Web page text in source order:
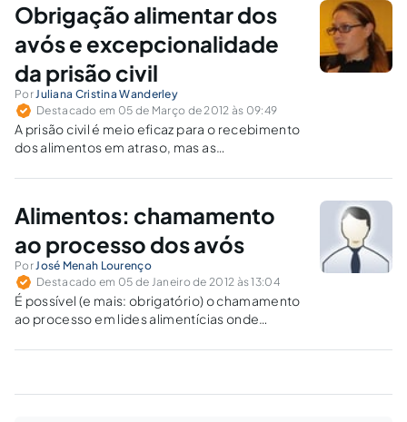
Obrigação alimentar dos
avós e excepcionalidade
da prisão civil
PorJuliana Cristina Wanderley
Destacado em 05 de Março de 2012 às 09:49
A prisão civil é meio eficaz para o recebimento
dos alimentos em atraso, mas as
irreversíveis quando se trata de uma pessoa
condições físicas e psicológicas.
Alimentos: chamamento
ao processo dos avós
PorJosé Menah Lourenço
Destacado em 05 de Janeiro de 2012 às 13:04
É possível (e mais: obrigatório) o chamamento
ao processo em lides alimentícias onde
passivo, a fim de todos estes se verem
litisconsórcio passivo necessário ulterior.